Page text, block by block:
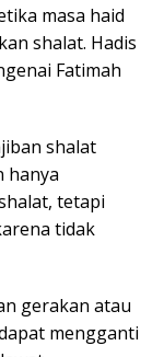
masa haid
shalat. Hadis
Fatimah
shalat
hanya
tetapi
tidak
gerakan atau
mengganti